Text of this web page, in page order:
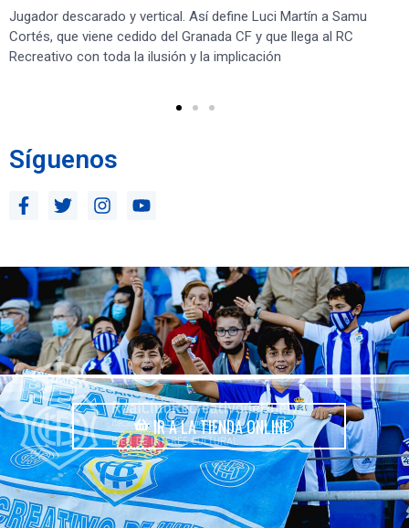
Jugador descarado y vertical. Así define Luci Martín a Samu
Cortés, que viene cedido del Granada CF y que llega al RC
Recreativo con toda la ilusión y la implicación
Síguenos
IR A LA TIENDA ONLINE